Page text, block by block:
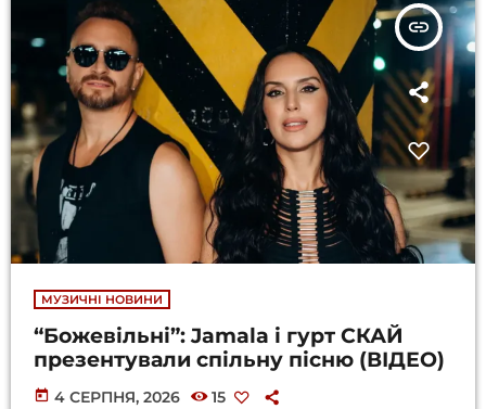
insert_link
МУЗИЧНІ НОВИНИ
“Божевільні”: Jamala і гурт СКАЙ
презентували спільну пісню (ВІДЕО)
today 4 СЕРПНЯ, 2026 15